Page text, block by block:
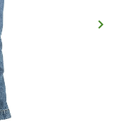
keyboard_arrow_right